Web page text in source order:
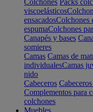
Colchones Packs
viscoelásticos
ensacadosColchones
espumaColchones
Canapés y bases
somieres
Camas Camas de
individualesCamas
nido
Cabeceros
Complementos para
colchones
Muebles